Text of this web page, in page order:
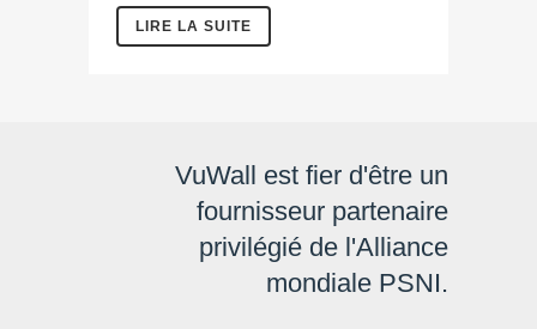
LIRE LA SUITE
VuWall est fier d'être un
fournisseur partenaire
privilégié de l'Alliance
mondiale PSNI.